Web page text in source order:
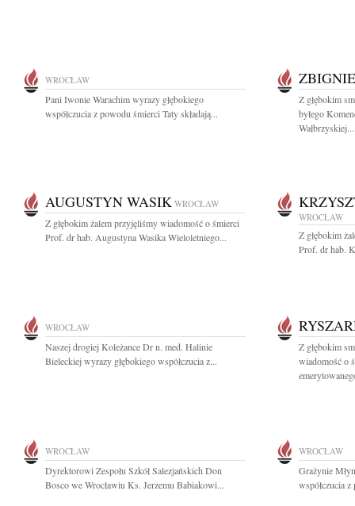
WROCŁAW
Pani Iwonie Warachim wyrazy głębokiego
współczucia z powodu śmierci Taty składają...
Z głębokim
byłego
Wałbrzyskiej...
AUGUSTYN WASIK WROCŁAW
Z głębokim żalem przyjęliśmy wiadomość o śmierci
Prof. dr hab. Augustyna Wasika Wieloletniego...
WROCŁAW
Z głębokim
Prof. dr hab.
WROCŁAW
Naszej drogiej Koleżance Dr n. med. Halinie
Bieleckiej wyrazy głębokiego współczucia z...
Z głębokim
wiadomość o
WROCŁAW
Dyrektorowi Zespołu Szkół Salezjańskich Don
Bosco we Wrocławiu Ks. Jerzemu Babiakowi...
WROCŁAW
Grażynie
współczucia